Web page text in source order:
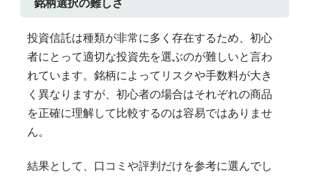
銘柄選択の難しさ
投資信託は種類が非常に多く存在するため、初心
者にとって適切な投資先を選ぶのが難しいと言わ
れています。銘柄によってリスクや手数料が大き
く異なりますが、初心者の場合はそれぞれの商品
を正確に理解して比較するのは容易ではありませ
ん。
結果として、口コミや評判だけを参考に選んでし